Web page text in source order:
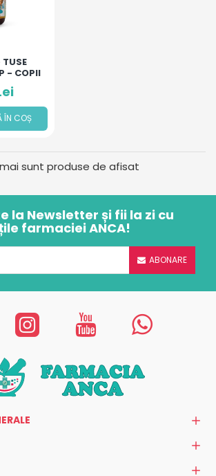
- COPII
ÎN COȘ
sunt produse de afisat
la Newsletter și fii la zi cu
farmaciei ANCA!
ABONARE